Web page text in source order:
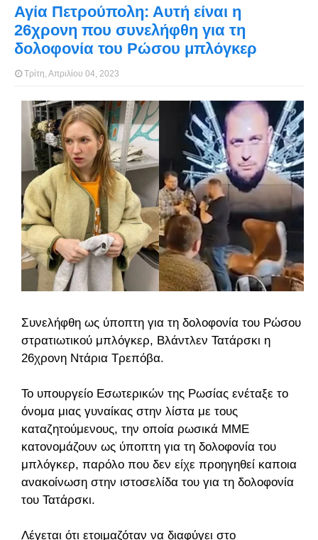
Αγία Πετρούπολη: Αυτή είναι η
26χρονη που συνελήφθη για τη
δολοφονία του Ρώσου μπλόγκερ
Τρίτη, Απριλίου 04, 2023
Συνελήφθη ως ύποπτη για τη δολοφονία του Ρώσου
στρατιωτικού μπλόγκερ, Βλάντλεν Τατάρσκι η
26χρονη Ντάρια Τρεπόβα.
Το υπουργείο Εσωτερικών της Ρωσίας ενέταξε το
όνομα μιας γυναίκας στην λίστα με τους
καταζητούμενους, την οποία ρωσικά MME
κατονομάζουν ως ύποπτη για τη δολοφονία του
μπλόγκερ, παρόλο που δεν είχε προηγηθεί καποια
ανακοίνωση στην ιστοσελίδα του για τη δολοφονία
του Τατάρσκι.
Λέγεται ότι ετοιμαζόταν να διαφύγει στο